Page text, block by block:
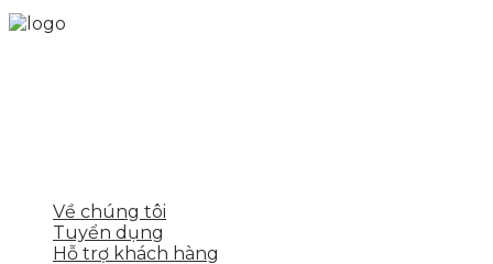
Về chúng tôi
Tuyển dụng
Hỗ trợ khách hàng